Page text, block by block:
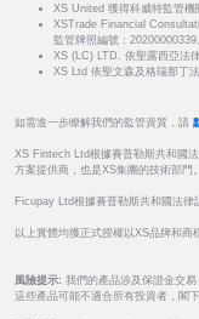
XS United 獲得科威特監管機
XSTrade Financial
監管牌照編號：20200000339
XS (LC) LTD. 依聖露西亞法
XS Ltd 依聖文森及格瑞那丁
如需進一步瞭解我們的監管資質，請
XS Fintech Ltd根據賽普勒斯共和國
方案提供商，也是XS集團的技術部門。
Ficupay Ltd根據賽普勒斯共和國法
以上實體均獲正式授權以XS品牌和商
風險提示: 我們的產品涉及保證金交
這些產品可能不適合所有投資者，閣